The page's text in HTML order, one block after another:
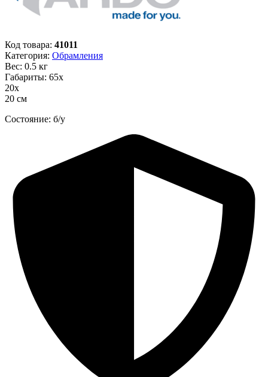
Код товара: 41011
Категория: Обрамления
Вес: 0.5 кг
Габариты: 65х
20х
20 см
Состояние: б/у